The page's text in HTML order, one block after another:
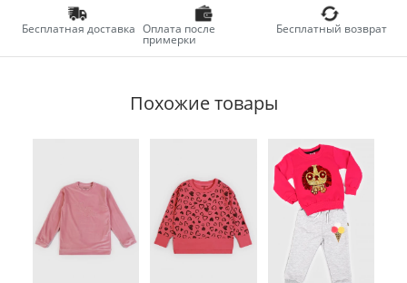
Бесплатная доставка Оплата после
примерки
Бесплатный возврат
Похожие товары